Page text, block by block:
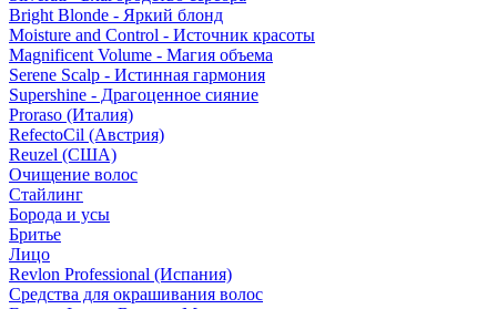
Bright Blonde - Яркий блонд
Moisture and Control - Источник красоты
Magnificent Volume - Магия объема
Serene Scalp - Истинная гармония
Supershine - Драгоценное сияние
Proraso (Италия)
RefectoCil (Австрия)
Reuzel (США)
Очищение волос
Стайлинг
Борода и усы
Бритье
Лицо
Revlon Professional (Испания)
Средства для окрашивания волос